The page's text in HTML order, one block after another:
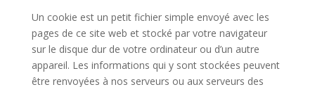
Un cookie est un petit fichier simple envoyé avec les
pages de ce site web et stocké par votre navigateur
sur le disque dur de votre ordinateur ou d’un autre
appareil. Les informations qui y sont stockées peuvent
être renvoyées à nos serveurs ou aux serveurs des